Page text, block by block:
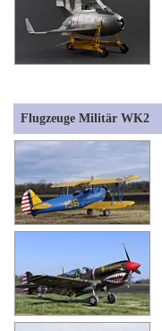
Flugzeuge Militär WK2